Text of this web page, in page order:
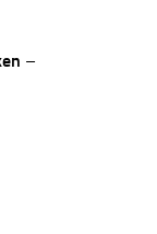
–